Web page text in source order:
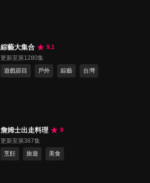
綜藝大集合
9.1
更新至第1280集
遊戲節目
戶外 綜藝 台灣
詹姆士出走料理
9
更新至第367集
烹飪
旅遊 美食